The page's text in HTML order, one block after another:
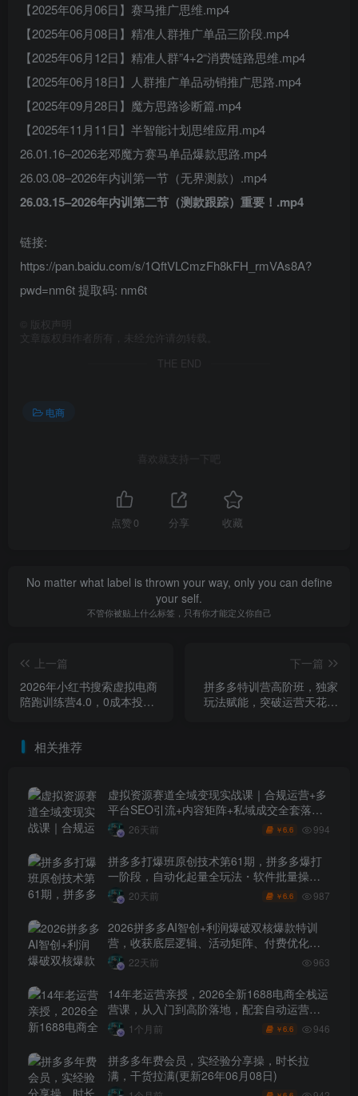
【2025年06月06日】赛马推广思维.mp4
【2025年06月08日】精准人群推广单品三阶段.mp4
【2025年06月12日】精准人群”4+2“消费链路思维.mp4
【2025年06月18日】人群推广单品动销推广思路.mp4
【2025年09月28日】魔方思路诊断篇.mp4
【2025年11月11日】半智能计划思维应用.mp4
26.01.16–2026老邓魔方赛马单品爆款思路.mp4
26.03.08–2026年内训第一节（无界测款）.mp4
26.03.15–2026年内训第二节（测款跟踪）重要！.mp4
链接:
https://pan.baidu.com/s/1QftVLCmzFh8kFH_rmVAs8A?
pwd=nm6t 提取码: nm6t
版权声明
文章版权归作者所有，未经允许请勿转载。
THE END
电商
喜欢就支持一下吧
点赞 0 分享 收藏
No matter what label is thrown your way, only you can define
your self.
不管你被贴上什么标签，只有你才能定义你自己
上一篇
2026年小红书搜索虚拟电商
陪跑训练营4.0，0成本投
下一篇
拼多多特训营高阶班，独家
玩法赋能，突破运营天花板
相关推荐
虚拟资源赛道全域变现实战课｜合规运营+多
平台SEO引流+内容矩阵+私域成交全套落地
玩法26天前 ￥6.6 994
拼多多打爆班原创技术第61期，拼多多爆打
一阶段，自动化起量全玩法・软件批量操
作・投产优化・大促矩阵实战课
20天前 ￥6.6 987
2026拼多多AI智创+利润爆破双核爆款特训
营，收获底层逻辑、活动矩阵、付费优化、
0-1打爆SOP
22天前 963
14年老运营亲授，2026全新1688电商全栈运
营课，从入门到高阶落地，配套自动运营表
+工具包+直播诊断等
1个月前 ￥6.6 946
拼多多年费会员，实经验分享操，时长拉
满，干货拉满(更新26年06月08日)